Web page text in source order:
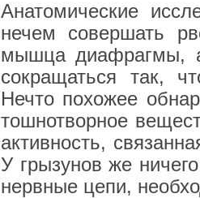
Анатомические
нечем совершать
мышца диафрагмы,
сокращаться так,
Нечто похожее
тошнотворное
активность,
У грызунов же
нервные цепи,